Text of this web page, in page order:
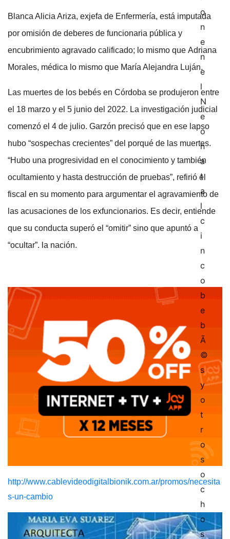
Blanca Alicia Ariza, exjefa de Enfermería, está imputada
por omisión de deberes de funcionaria pública y
encubrimiento agravado calificado; lo mismo que Adriana
Morales, médica lo mismo que María Alejandra Luján.
Las muertes de los bebés en Córdoba se produjeron entre
el 18 marzo y el 5 junio del 2022. La investigación judicial
comenzó el 4 de julio. Garzón precisó que en ese lapso
hubo “sospechas crecientes” del porqué de las muertes.
“Hubo una progresividad en el conocimiento y también
ocultamiento y hasta destrucción de pruebas”, refirió el
fiscal en su momento para argumentar el agravamiento de
las acusaciones de los exfuncionarios. Es decir, entiende
que su conducta superó el “omitir” sino que apuntó a
“ocultar”. la nación.
http://www.cablevideodigitalbionik.com.ar/promos/necesita
s-un-cambio